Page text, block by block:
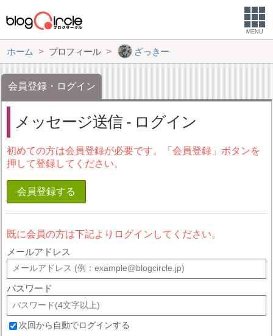
MENU
ホーム プロフィール ざっきー
会員登録・ログイン
メッセージ送信 - ログイン
初めての方は会員登録が必要です。「会員登録」ボタンを
押して登録してください。
会員登録する
既に会員の方は下記よりログインしてください。
メールアドレス
パスワード
次回から自動でログインする